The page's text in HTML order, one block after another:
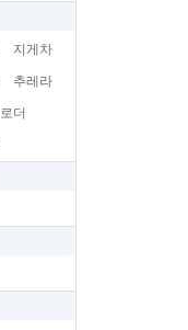
지게차
추레라
로더